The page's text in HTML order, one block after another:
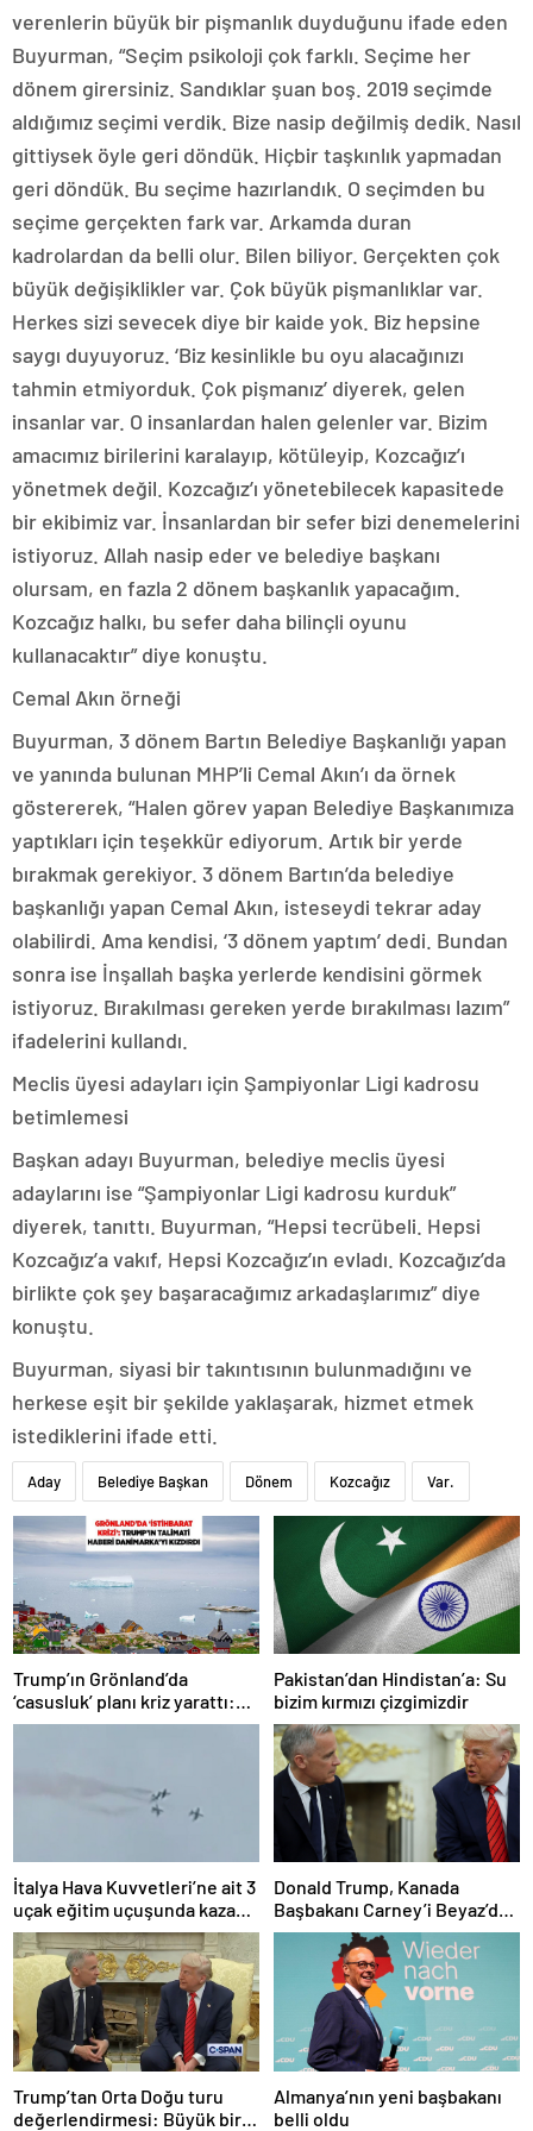
verenlerin büyük bir pişmanlık duyduğunu ifade eden
Buyurman, “Seçim psikoloji çok farklı. Seçime her
dönem girersiniz. Sandıklar şuan boş. 2019 seçimde
aldığımız seçimi verdik. Bize nasip değilmiş dedik. Nasıl
gittiysek öyle geri döndük. Hiçbir taşkınlık yapmadan
geri döndük. Bu seçime hazırlandık. O seçimden bu
seçime gerçekten fark var. Arkamda duran
kadrolardan da belli olur. Bilen biliyor. Gerçekten çok
büyük değişiklikler var. Çok büyük pişmanlıklar var.
Herkes sizi sevecek diye bir kaide yok. Biz hepsine
saygı duyuyoruz. ‘Biz kesinlikle bu oyu alacağınızı
tahmin etmiyorduk. Çok pişmanız’ diyerek, gelen
insanlar var. O insanlardan halen gelenler var. Bizim
amacımız birilerini karalayıp, kötüleyip, Kozcağız’ı
yönetmek değil. Kozcağız’ı yönetebilecek kapasitede
bir ekibimiz var. İnsanlardan bir sefer bizi denemelerini
istiyoruz. Allah nasip eder ve belediye başkanı
olursam, en fazla 2 dönem başkanlık yapacağım.
Kozcağız halkı, bu sefer daha bilinçli oyunu
kullanacaktır” diye konuştu.
Cemal Akın örneği
Buyurman, 3 dönem Bartın Belediye Başkanlığı yapan
ve yanında bulunan MHP’li Cemal Akın’ı da örnek
göstererek, “Halen görev yapan Belediye Başkanımıza
yaptıkları için teşekkür ediyorum. Artık bir yerde
bırakmak gerekiyor. 3 dönem Bartın’da belediye
başkanlığı yapan Cemal Akın, isteseydi tekrar aday
olabilirdi. Ama kendisi, ‘3 dönem yaptım’ dedi. Bundan
sonra ise İnşallah başka yerlerde kendisini görmek
istiyoruz. Bırakılması gereken yerde bırakılması lazım”
ifadelerini kullandı.
Meclis üyesi adayları için Şampiyonlar Ligi kadrosu
betimlemesi
Başkan adayı Buyurman, belediye meclis üyesi
adaylarını ise “Şampiyonlar Ligi kadrosu kurduk”
diyerek, tanıttı. Buyurman, “Hepsi tecrübeli. Hepsi
Kozcağız’a vakıf, Hepsi Kozcağız’ın evladı. Kozcağız’da
birlikte çok şey başaracağımız arkadaşlarımız” diye
konuştu.
Buyurman, siyasi bir takıntısının bulunmadığını ve
herkese eşit bir şekilde yaklaşarak, hizmet etmek
istediklerini ifade etti.
Aday Belediye Başkan Dönem Kozcağız Var.
Trump’ın Grönland’da
‘casusluk’ planı kriz yarattı:
Danimarka ABD elçisini
Pakistan’dan Hindistan’a: Su
bizim kırmızı çizgimizdir
İtalya Hava Kuvvetleri’ne ait 3
uçak eğitim uçuşunda kaza
yaptı
Donald Trump, Kanada
Başbakanı Carney’i Beyaz’da
ağırladı
Trump’tan Orta Doğu turu
değerlendirmesi: Büyük bir
Almanya’nın yeni başbakanı
belli oldu